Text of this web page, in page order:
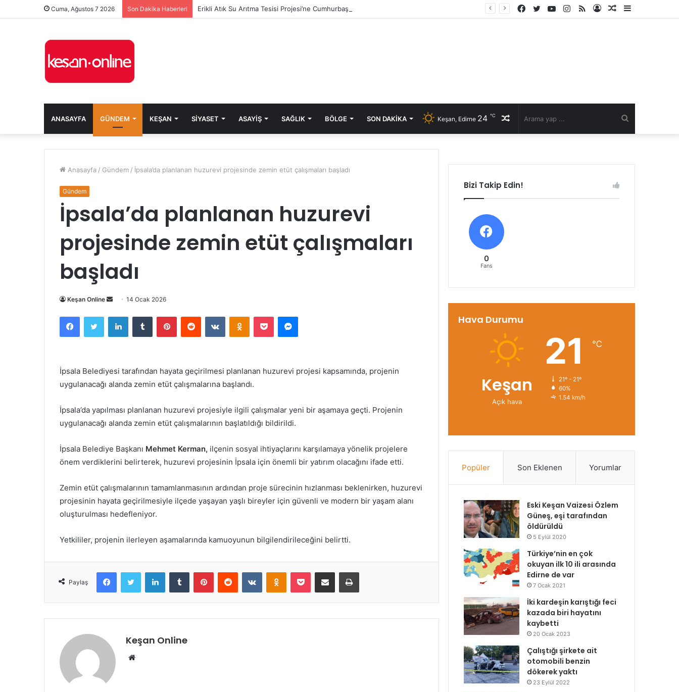
Cuma, Ağustos 7 2026 Son Dakika Haberleri Erikli Atık Su Arıtma Tesisi Projesi’ne Cumhurbaşkanlığı onayı
Kenar
Rastgele
Kayıt
RSS
Instagram
YouTube
Twitter
Facebook
ANASAYFA GÜNDEM KEŞAN SIYASET ASAYIŞ SAĞLIK BÖLGE SON DAKIKA Rastgele
Keşan, Edirne 24 ℃
Anasayfa / Gündem / İpsala’da planlanan huzurevi projesinde zemin etüt çalışmaları başladı
Gündem
İpsala’da planlanan huzurevi
projesinde zemin etüt çalışmaları
başladı
Keşan Online
Bir
posta
göndermek
14 Ocak 2026
FacebookTwitter LinkedInTumblr PinterestReddit VKontakteOdnoklassniki
Pocket Messenger
İpsala Belediyesi tarafından hayata geçirilmesi planlanan huzurevi projesi kapsamında, projenin
uygulanacağı alanda zemin etüt çalışmalarına başlandı.
İpsala’da yapılması planlanan huzurevi projesiyle ilgili çalışmalar yeni bir aşamaya geçti. Projenin
uygulanacağı alanda zemin etüt çalışmalarının başlatıldığı bildirildi.
İpsala Belediye Başkanı Mehmet Kerman, ilçenin sosyal ihtiyaçlarını karşılamaya yönelik projelere
önem verdiklerini belirterek, huzurevi projesinin İpsala için önemli bir yatırım olacağını ifade etti.
Zemin etüt çalışmalarının tamamlanmasının ardından proje sürecinin hızlanması beklenirken, huzurevi
projesinin hayata geçirilmesiyle ilçede yaşayan yaşlı bireyler için güvenli ve modern bir yaşam alanı
oluşturulması hedefleniyor.
Yetkililer, projenin ilerleyen aşamalarında kamuoyunun bilgilendirileceğini belirtti.
Paylaş
FacebookTwitter LinkedInTumblr PinterestReddit VKontakteOdnoklassniki
Pocket E-Posta ile paylaş Yazdır
Keşan Online
Web
Bizi Takip Edin!
0
Fans
Hava Durumu
Keşan
Açık hava
21 ℃
21º - 21º
60%
1.54 km/h
Popüler Son Eklenen Yorumlar
Eski Keşan Vaizesi Özlem
Güneş, eşi tarafından
öldürüldü
5 Eylül 2020
Türkiye’nin en çok
okuyan ilk 10 ili arasında
Edirne de var
7 Ocak 2021
İki kardeşin karıştığı feci
kazada biri hayatını
kaybetti
20 Ocak 2023
Çalıştığı şirkete ait
otomobili benzin
dökerek yaktı
23 Eylül 2022